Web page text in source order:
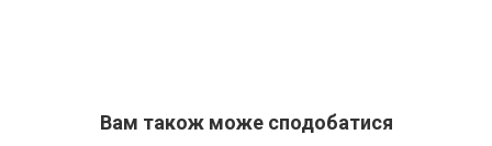
Вам також може сподобатися